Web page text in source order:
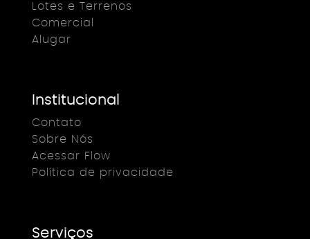
Lotes e Terrenos
Comercial
Alugar
Institucional
Contato
Sobre Nós
Acessar Flow
Política de privacidade
Serviços